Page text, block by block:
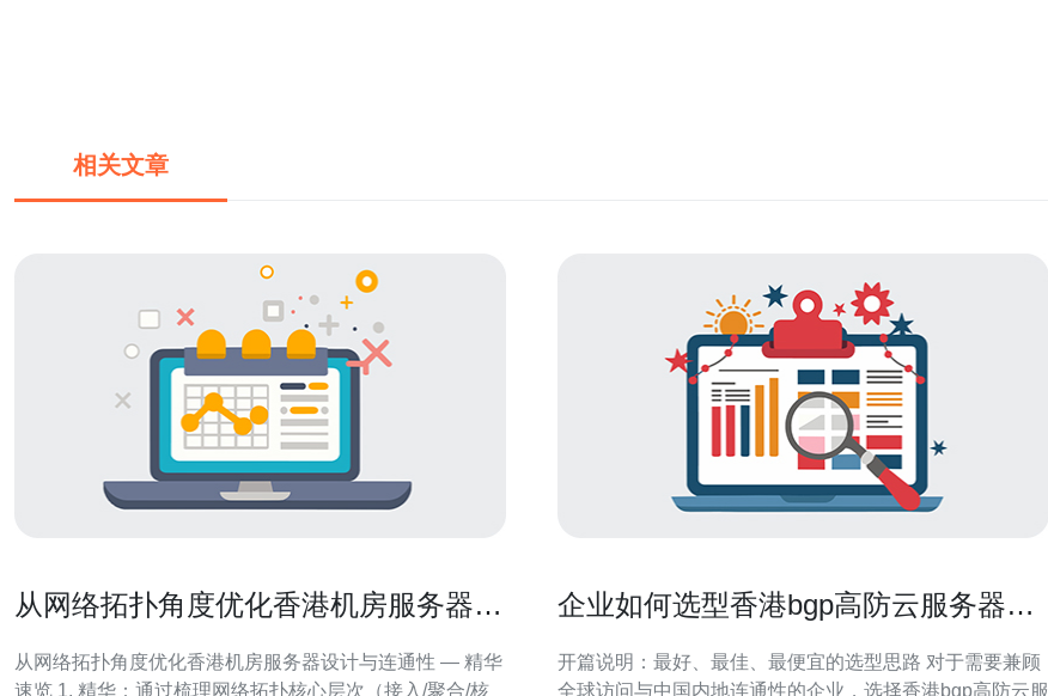
相关文章
从网络拓扑角度优化香港机房服务器设
从网络拓扑角度优化香港机房服务器设计与连通性 — 精华
速览 1. 精华：通过梳理网络拓扑核心层次（接入/聚合/核
企业如何选型香港bgp高防云服务器确
开篇说明：最好、最佳、最便宜的选型思路 对于需要兼顾
全球访问与中国内地连通性的企业，选择香港bgp高防云服